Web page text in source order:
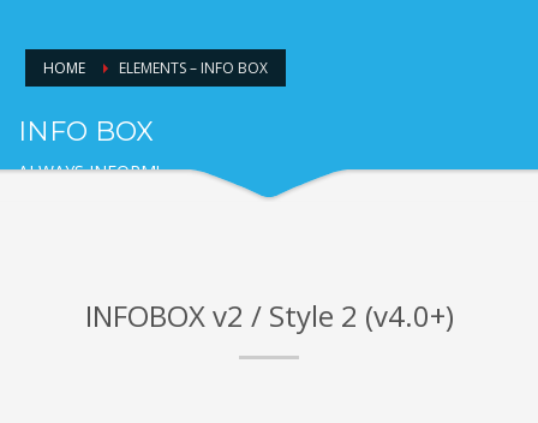
HOME ELEMENTS – INFO BOX
INFO BOX
ALWAYS INFORM!
INFOBOX v2 / Style 2 (v4.0+)